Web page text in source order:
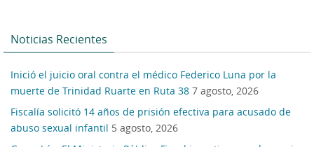
Noticias Recientes
Inició el juicio oral contra el médico Federico Luna por la
muerte de Trinidad Ruarte en Ruta 38 7 agosto, 2026
Fiscalía solicitó 14 años de prisión efectiva para acusado de
abuso sexual infantil 5 agosto, 2026